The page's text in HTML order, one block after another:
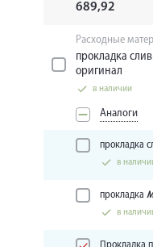
689,92
Расходные
прокладка
оригинал
в наличии
Аналоги
прокладка
в
прокладка
в